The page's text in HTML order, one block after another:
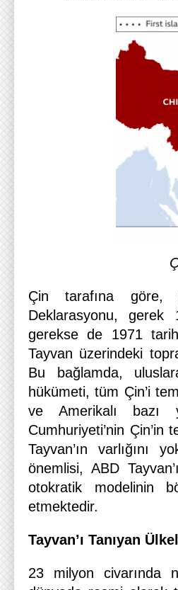
Çin tarafına göre,
Deklarasyonu, gerek
gerekse de 1971
Tayvan üzerindeki
Bu bağlamda,
hükümeti, tüm Çin’i
ve Amerikalı bazı
Cumhuriyeti’nin
Tayvan’ın varlığını
önemlisi, ABD
otokratik modelinin
etmektedir.
Tayvan’ı Tanıyan
23 milyon civarında